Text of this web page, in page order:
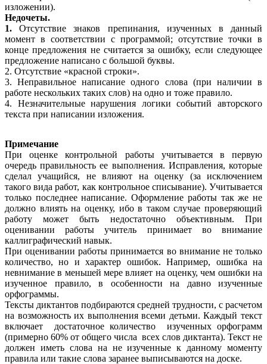
изложении).
Недочеты.
1.Отсутствие знаков препинания, изученных в данный
момент в соответствии с программой; отсутствие точки в
конце предложения не считается за ошибку, если следующее
предложение написано с большой буквы.
2. Отсутствие «красной строки».
3. Неправильное написание одного слова (при наличии в
работе нескольких таких слов) на одно и тоже правило.
4. Незначительные нарушения логики событий авторского
текста при написании изложения.
Примечание
При оценке контрольной работы учитывается в первую
очередь правильность ее выполнения. Исправления, которые
сделал учащийся, не влияют на оценку (за исключением
такого вида работ, как контрольное списывание). Учитывается
только последнее написание. Оформление работы так же не
должно влиять на оценку, ибо в таком случае проверяющий
работу может быть недостаточно объективным. При
оценивании работы учитель принимает во внимание
каллиграфический навык.
При оценивании работы принимается во внимание не только
количество, но и характер ошибок. Например, ошибка на
невнимание в меньшей мере влияет на оценку, чем ошибки на
изученное правило, в особенности на давно изученные
орфограммы.
Тексты диктантов подбираются средней трудности, с расчетом
на возможность их выполнения всеми детьми. Каждый текст
включает достаточное количество изученных орфограмм
(примерно 60% от общего числа всех слов диктанта). Текст не
должен иметь слова на не изученные к данному моменту
правила или такие слова заранее выписываются на доске.